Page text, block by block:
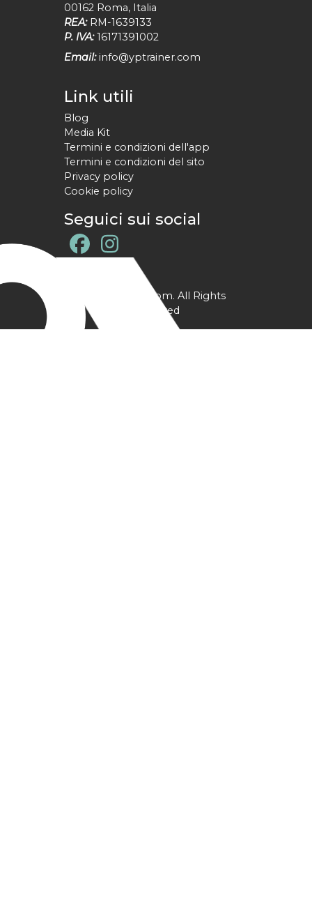
00162 Roma, Italia
REA: RM-1639133
P. IVA: 16171391002
Email: info@yptrainer.com
Link utili
Blog
Media Kit
Termini e condizioni dell'app
Termini e condizioni del sito
Privacy policy
Cookie policy
Seguici sui social
@ YPtrainer.com. All Rights
Reserved